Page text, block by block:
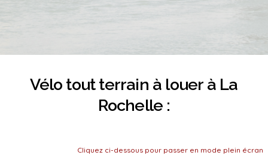
Vélo tout terrain à louer à La
Rochelle :
Cliquez ci-dessous pour passer en mode plein écran